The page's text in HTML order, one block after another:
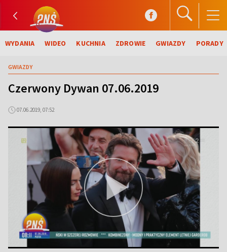
WYDANIA WIDEO KUCHNIA ZDROWIE GWIAZDY PORADY
GWIAZDY
Czerwony Dywan 07.06.2019
07.06.2019, 07:52